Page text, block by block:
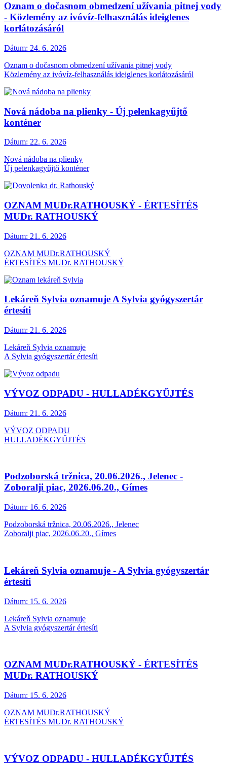
Oznam o dočasnom obmedzení užívania pitnej vody
- Közlemény az ivóvíz-felhasználás ideiglenes
korlátozásáról
Dátum: 24. 6. 2026
Oznam o dočasnom obmedzení užívania pitnej vody
Közlemény az ivóvíz-felhasználás ideiglenes korlátozásáról
Nová nádoba na plienky - Új pelenkagyűjtő
konténer
Dátum: 22. 6. 2026
Nová nádoba na plienky
Új pelenkagyűjtő konténer
OZNAM MUDr.RATHOUSKÝ - ÉRTESÍTÉS
MUDr. RATHOUSKÝ
Dátum: 21. 6. 2026
OZNAM MUDr.RATHOUSKÝ
ÉRTESÍTÉS MUDr. RATHOUSKÝ
Lekáreň Sylvia oznamuje A Sylvia gyógyszertár
értesíti
Dátum: 21. 6. 2026
Lekáreň Sylvia oznamuje
A Sylvia gyógyszertár értesíti
VÝVOZ ODPADU - HULLADÉKGYŰJTÉS
Dátum: 21. 6. 2026
VÝVOZ ODPADU
HULLADÉKGYŰJTÉS
Podzoborská tržnica, 20.06.2026., Jelenec -
Zoboralji piac, 2026.06.20., Gímes
Dátum: 16. 6. 2026
Podzoborská tržnica, 20.06.2026., Jelenec
Zoboralji piac, 2026.06.20., Gímes
Lekáreň Sylvia oznamuje - A Sylvia gyógyszertár
értesíti
Dátum: 15. 6. 2026
Lekáreň Sylvia oznamuje
A Sylvia gyógyszertár értesíti
OZNAM MUDr.RATHOUSKÝ - ÉRTESÍTÉS
MUDr. RATHOUSKÝ
Dátum: 15. 6. 2026
OZNAM MUDr.RATHOUSKÝ
ÉRTESÍTÉS MUDr. RATHOUSKÝ
VÝVOZ ODPADU - HULLADÉKGYŰJTÉS